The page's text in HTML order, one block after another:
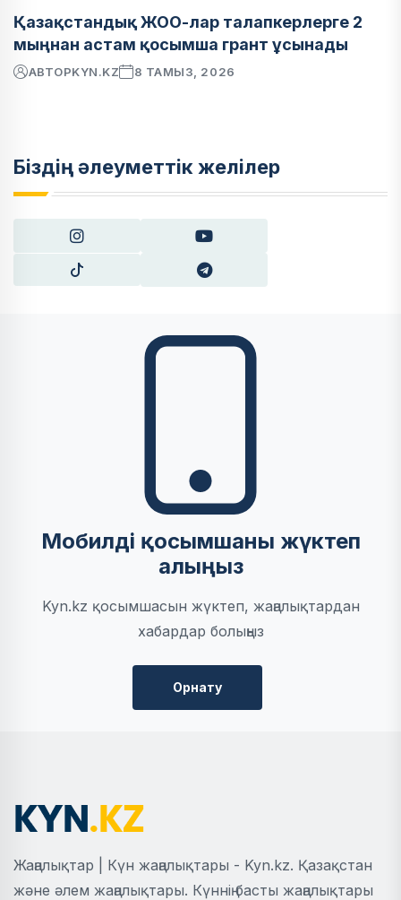
Қазақстандық ЖОО-лар талапкерлерге 2
мыңнан астам қосымша грант ұсынады
АВТОРKYN.KZ 8 ТАМЫЗ, 2026
Біздің әлеуметтік желілер
Мобилді қосымшаны жүктеп
алыңыз
Kyn.kz қосымшасын жүктеп, жаңалықтардан
хабардар болыңыз
Орнату
Жаңалықтар | Күн жаңалықтары - Kyn.kz. Қазақстан
және әлем жаңалықтары. Күннің басты жаңалықтары